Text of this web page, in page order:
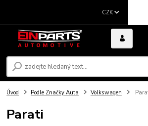
CZK
Úvod Podle Značky Auta Volkswagen
Parati